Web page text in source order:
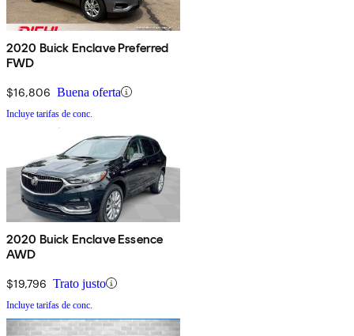
2020 Buick Enclave Preferred
FWD
$16,806 Buena oferta
Incluye tarifas de conc.
2020 Buick Enclave Essence
AWD
$19,796 Trato justo
Incluye tarifas de conc.